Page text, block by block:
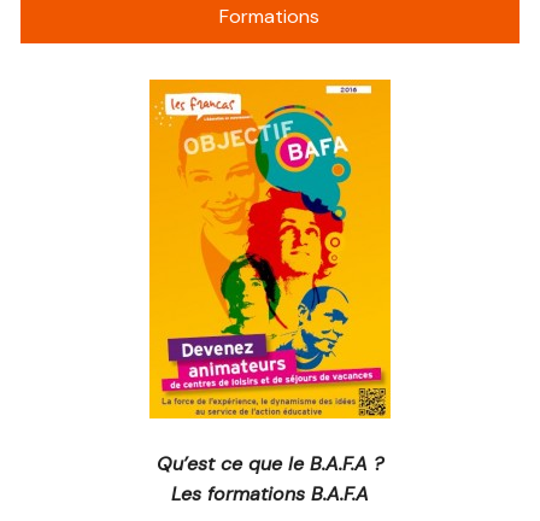
Formations
Qu’est ce que le B.A.F.A ?
Les formations B.A.F.A